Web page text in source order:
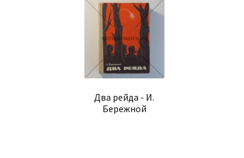
Два рейда - И.
Бережной